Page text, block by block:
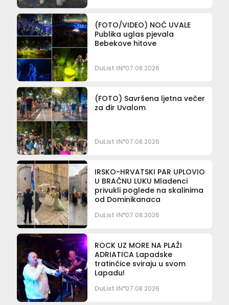
(FOTO/VIDEO) NOĆ UVALE
Publika uglas pjevala
Bebekove hitove
DuList IN 07.08.2026
(FOTO) Savršena ljetna večer
za đir Uvalom
DuList IN 07.08.2026
IRSKO-HRVATSKI PAR UPLOVIO
U BRAČNU LUKU Mladenci
privukli poglede na skalinima
od Dominikanaca
DuList IN 07.08.2026
ROCK UZ MORE NA PLAŽI
ADRIATICA Lapadske
tratinčice sviraju u svom
Lapadu!
DuList IN 07.08.2026